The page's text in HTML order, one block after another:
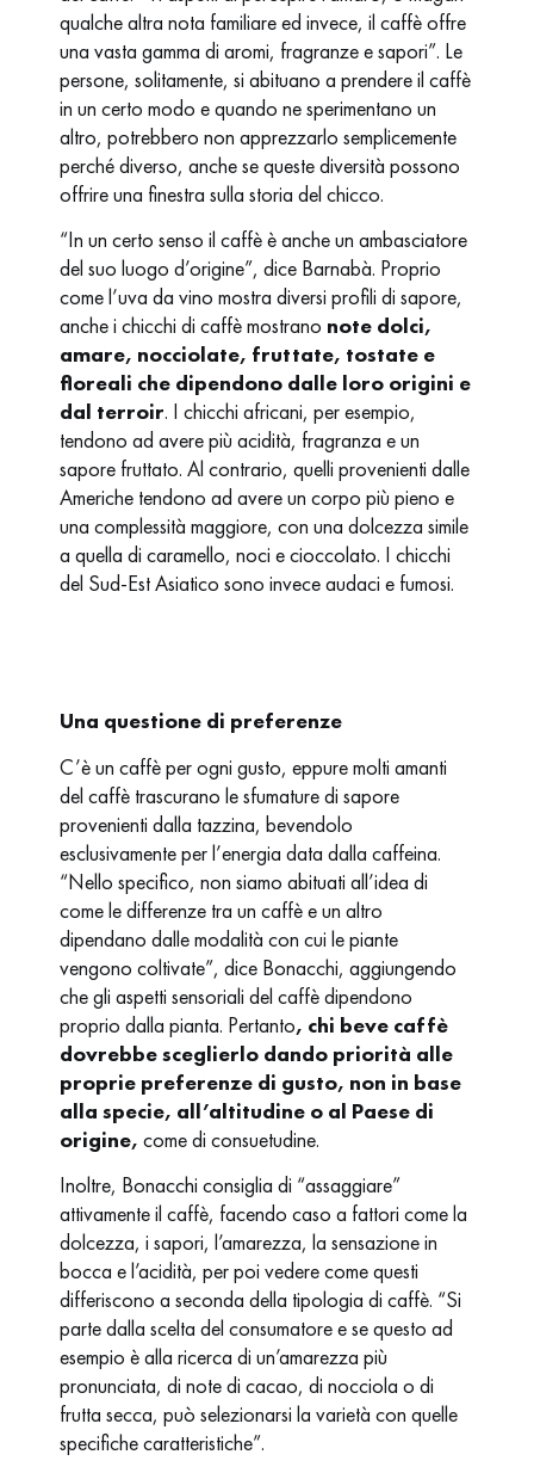
qualche altra nota familiare ed invece, il caffè offre
una vasta gamma di aromi, fragranze e sapori”. Le
persone, solitamente, si abituano a prendere il caffè
in un certo modo e quando ne sperimentano un
altro, potrebbero non apprezzarlo semplicemente
perché diverso, anche se queste diversità possono
offrire una finestra sulla storia del chicco.
“In un certo senso il caffè è anche un ambasciatore
del suo luogo d’origine”, dice Barnabà. Proprio
come l’uva da vino mostra diversi profili di sapore,
anche i chicchi di caffè mostrano note dolci,
amare, nocciolate, fruttate, tostate e
floreali che dipendono dalle loro origini e
dal terroir. I chicchi africani, per esempio,
tendono ad avere più acidità, fragranza e un
sapore fruttato. Al contrario, quelli provenienti dalle
Americhe tendono ad avere un corpo più pieno e
una complessità maggiore, con una dolcezza simile
a quella di caramello, noci e cioccolato. I chicchi
del Sud-Est Asiatico sono invece audaci e fumosi.
Una questione di preferenze
C’è un caffè per ogni gusto, eppure molti amanti
del caffè trascurano le sfumature di sapore
provenienti dalla tazzina, bevendolo
esclusivamente per l’energia data dalla caffeina.
“Nello specifico, non siamo abituati all’idea di
come le differenze tra un caffè e un altro
dipendano dalle modalità con cui le piante
vengono coltivate”, dice Bonacchi, aggiungendo
che gli aspetti sensoriali del caffè dipendono
proprio dalla pianta. Pertanto, chi beve caffè
dovrebbe sceglierlo dando priorità alle
proprie preferenze di gusto, non in base
alla specie, all’altitudine o al Paese di
origine,come di consuetudine.
Inoltre, Bonacchi consiglia di “assaggiare”
attivamente il caffè, facendo caso a fattori come la
dolcezza, i sapori, l’amarezza, la sensazione in
bocca e l’acidità, per poi vedere come questi
differiscono a seconda della tipologia di caffè. “Si
parte dalla scelta del consumatore e se questo ad
esempio è alla ricerca di un’amarezza più
pronunciata, di note di cacao, di nocciola o di
frutta secca, può selezionarsi la varietà con quelle
specifiche caratteristiche”.